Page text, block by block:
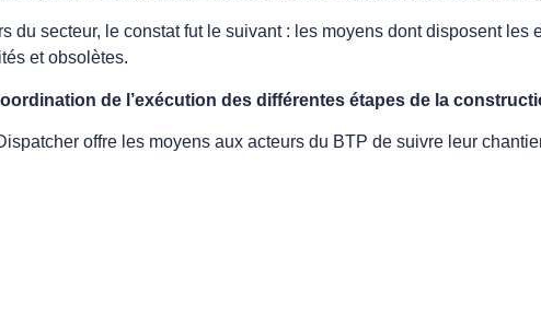
du secteur, le constat fut le suivant : les moyens dont disposent les
et obsolètes.
de l’exécution des différentes étapes de la
offre les moyens aux acteurs du BTP de suivre leur